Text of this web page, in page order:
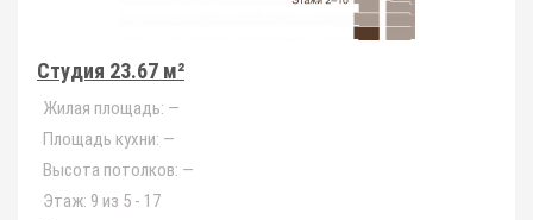
Студия 23.67 м²
Жилая площадь: —
Площадь кухни: —
Высота потолков: —
Этаж: 9 из 5 - 17